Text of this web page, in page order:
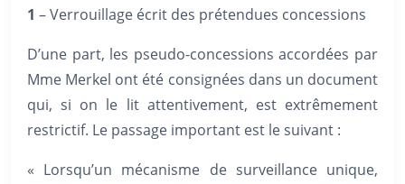
1 – Verrouillage écrit des prétendues concessions
D’une part, les pseudo-concessions accordées par
Mme Merkel ont été consignées dans un document
qui, si on le lit attentivement, est extrêmement
restrictif. Le passage important est le suivant :
« Lorsqu’un mécanisme de surveillance unique,